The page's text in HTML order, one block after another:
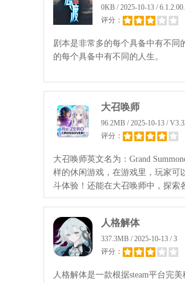
0KB / 2025-10-13 /
评分：
剧本是非常多的每个具备中有不同
的每个具备中有不同的人生。
大召唤师
96.2MB / 2025-10-13 /
评分：
大召唤师英文名为：Grand
样的休闲游戏，在游戏里，玩家可
斗体验！还能在大召唤师中，探索
节！玩家还能跟其他玩家一起组队
人格解体
337.3MB / 2025-10-13 / 3
评分：
人格解体是一款根据steam平台完